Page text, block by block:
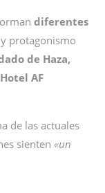
diferentes
protagonismo
de Haza,
AF
de las actuales
sienten «un